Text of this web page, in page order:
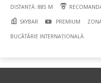
DISTANȚĂ: 885 M
SKYBAR PREMIUM
BUCÃTÃRIE INTERNAȚIONALĂ